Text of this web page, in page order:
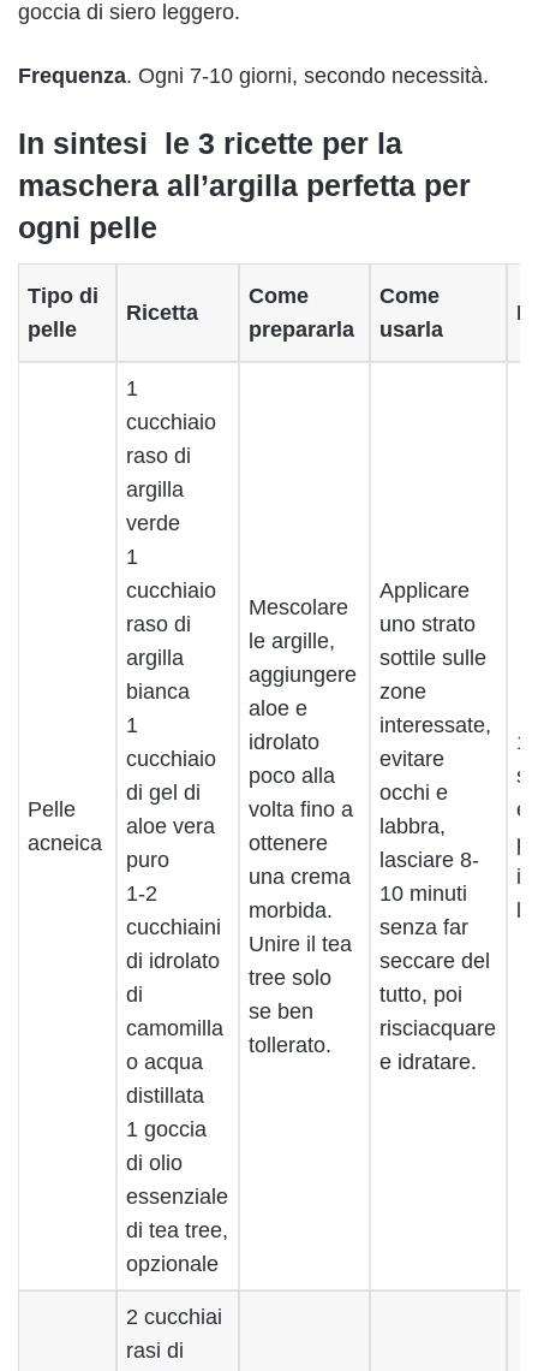
goccia di siero leggero.
Frequenza. Ogni 7-10 giorni, secondo necessità.
In sintesi le 3 ricette per la
maschera all’argilla perfetta per
ogni pelle
Tipo di
pelle
Ricetta
Come
prepararla
Come
usarla
Pelle
acneica
1
cucchiaio
raso di
argilla
verde
1
cucchiaio
raso di
argilla
bianca
1
cucchiaio
di gel di
aloe vera
puro
1-2
cucchiaini
di idrolato
di
camomilla
o acqua
distillata
1 goccia
di olio
essenziale
di tea tree,
opzionale
Mescolare
le argille,
aggiungere
aloe e
idrolato
poco alla
volta fino a
ottenere
una crema
morbida.
Unire il tea
tree solo
se ben
tollerato.
Applicare
uno strato
sottile sulle
zone
interessate,
evitare
occhi e
labbra,
lasciare 8-
10 minuti
senza far
seccare del
tutto, poi
risciacquare
e idratare.
1
2 cucchiai
rasi di